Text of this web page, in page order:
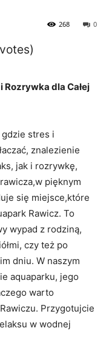
0
268
Rozrywka dla Całej
stres i
znalezienie
jak i rozrywkę,
pięknym
się miejsce,które
Rawicz. To
wypad z rodziną,
czy też po
dniu. W naszym
aquaparku, jego
warto
Przygotujcie
w wodnej